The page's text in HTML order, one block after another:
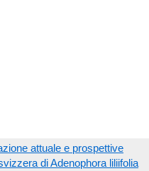
attuale e prospettive
di Adenophora liliifolia